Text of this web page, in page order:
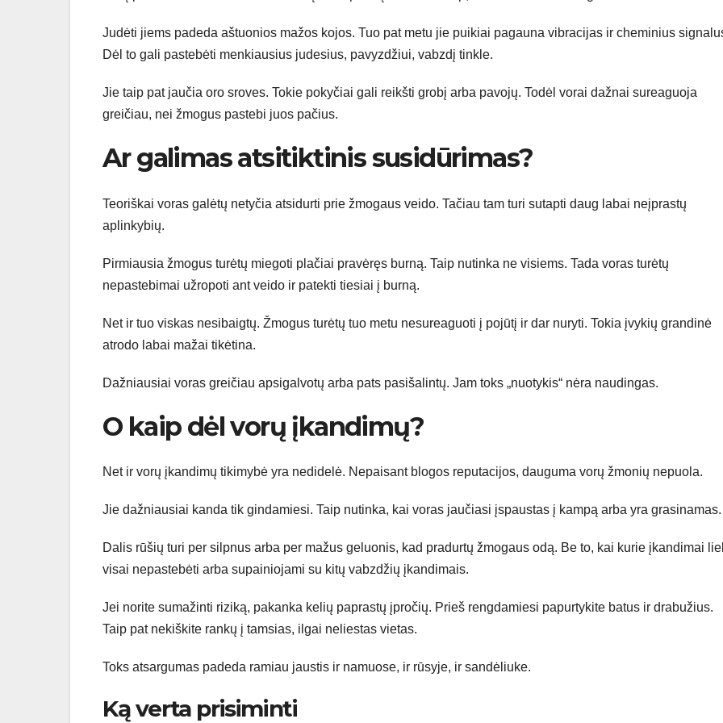
Judėti jiems padeda aštuonios mažos kojos. Tuo pat metu jie puikiai pagauna vibracijas ir cheminius
Dėl to gali pastebėti menkiausius judesius, pavyzdžiui, vabzdį tinkle.
Jie taip pat jaučia oro sroves. Tokie pokyčiai gali reikšti grobį arba pavojų. Todėl vorai dažnai sureaguoja
greičiau, nei žmogus pastebi juos pačius.
Ar galimas atsitiktinis susidūrimas?
Teoriškai voras galėtų netyčia atsidurti prie žmogaus veido. Tačiau tam turi sutapti daug labai neįprastų
aplinkybių.
Pirmiausia žmogus turėtų miegoti plačiai pravėręs burną. Taip nutinka ne visiems. Tada voras turėtų
nepastebimai užropoti ant veido ir patekti tiesiai į burną.
Net ir tuo viskas nesibaigtų. Žmogus turėtų tuo metu nesureaguoti į pojūtį ir dar nuryti. Tokia įvykių grandinė
atrodo labai mažai tikėtina.
Dažniausiai voras greičiau apsigalvotų arba pats pasišalintų. Jam toks „nuotykis“ nėra naudingas.
O kaip dėl vorų įkandimų?
Net ir vorų įkandimų tikimybė yra nedidelė. Nepaisant blogos reputacijos, dauguma vorų žmonių nepuola.
Jie dažniausiai kanda tik gindamiesi. Taip nutinka, kai voras jaučiasi įspaustas į kampą arba yra grasinamas.
Dalis rūšių turi per silpnus arba per mažus geluonis, kad pradurtų žmogaus odą. Be to, kai kurie įkandimai
visai nepastebėti arba supainiojami su kitų vabzdžių įkandimais.
Jei norite sumažinti riziką, pakanka kelių paprastų įpročių. Prieš rengdamiesi papurtykite batus ir drabužius.
Taip pat nekiškite rankų į tamsias, ilgai neliestas vietas.
Toks atsargumas padeda ramiau jaustis ir namuose, ir rūsyje, ir sandėliuke.
Ką verta prisiminti